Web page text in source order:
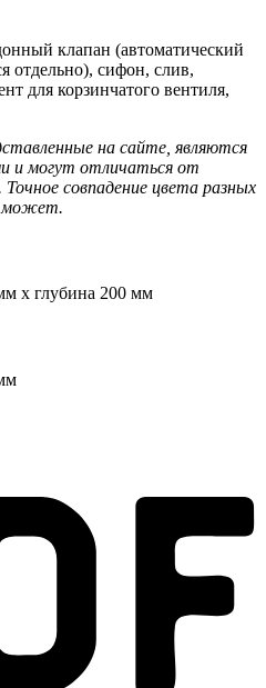
клапан (автоматический
отдельно), сифон, слив,
для корзинчатого вентиля,
на сайте, являются
и могут отличаться от
совпадение цвета разных
может.
x глубина 200 мм